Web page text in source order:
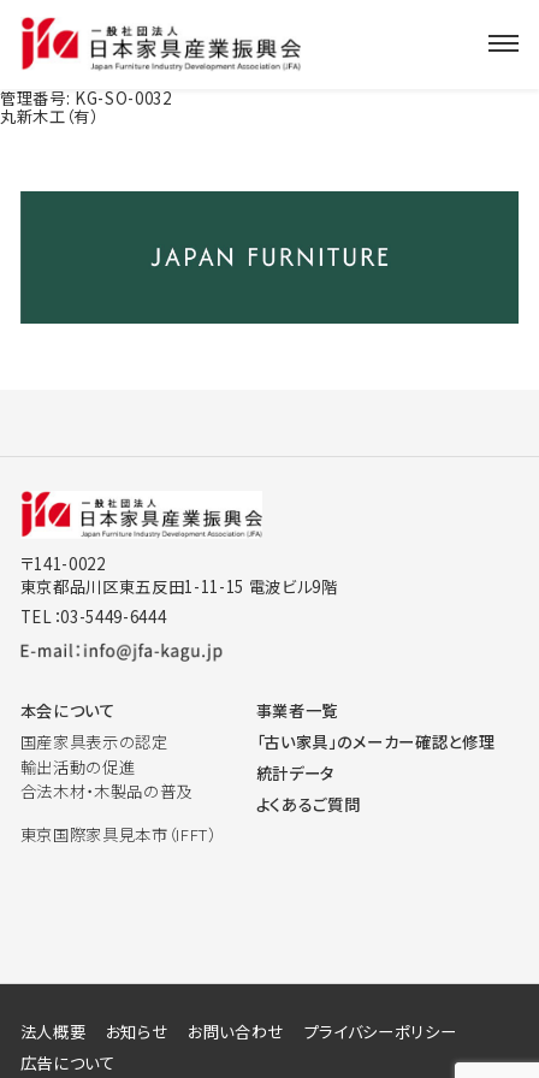
管理番号: KG-SO-0032
丸新木工（有）
〒141-0022
東京都品川区東五反田1-11-15 電波ビル9階
TEL：03-5449-6444
本会について
国産家具表示の認定
輸出活動の促進
合法木材・木製品の普及
東京国際家具見本市（IFFT）
事業者一覧
「古い家具」のメーカー確認と修理
統計データ
よくあるご質問
法人概要 お知らせ お問い合わせ
プライバシーポリシー
広告について